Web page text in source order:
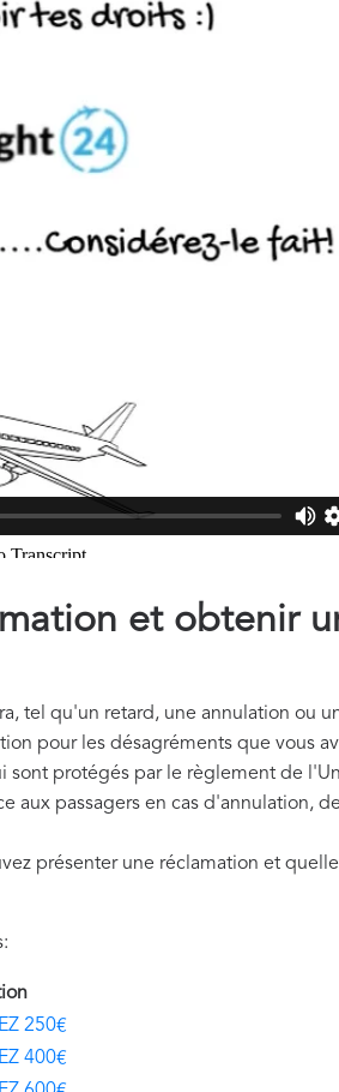
et obtenir
tel qu'un retard, une annulation ou
pour les désagréments que vous
sont protégés par le règlement de
aux passagers en cas d'annulation,
présenter une réclamation et
250€
400€